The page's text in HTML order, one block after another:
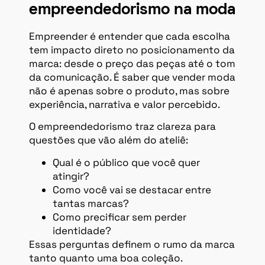
empreendedorismo na moda
Empreender é entender que cada escolha
tem impacto direto no posicionamento da
marca: desde o preço das peças até o tom
da comunicação. É saber que vender moda
não é apenas sobre o produto, mas sobre
experiência, narrativa e valor percebido.
O empreendedorismo traz clareza para
questões que vão além do ateliê:
Qual é o público que você quer
atingir?
Como você vai se destacar entre
tantas marcas?
Como precificar sem perder
identidade?
Essas perguntas definem o rumo da marca
tanto quanto uma boa coleção.